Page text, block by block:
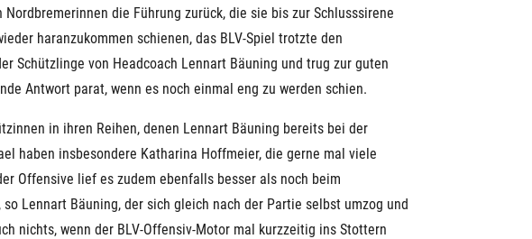
die Führung zurück, die sie bis zur Schlusssirene
haranzukommen schienen, das BLV-Spiel trotzte den
Schützlinge von Headcoach Lennart Bäuning und trug zur guten
Antwort parat, wenn es noch einmal eng zu werden schien.
in ihren Reihen, denen Lennart Bäuning bereits bei der
haben insbesondere Katharina Hoffmeier, die gerne mal viele
Offensive lief es zudem ebenfalls besser als noch beim
Lennart Bäuning, der sich gleich nach der Partie selbst umzog und
nichts, wenn der BLV-Offensiv-Motor mal kurzzeitig ins Stottern